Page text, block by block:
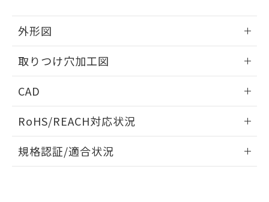
外形図
取りつけ穴加工図
CAD
ドすることができます。
ログイン/会員登録
RoHS/REACH対応状況
EU RoHS 注意事項・凡例
規格認証/適合状況
および当社の共同利用者が、当社の製
引・商談に必要な範囲で利用すること
をご了承ください。
※当社の共同利用者とは、
指します。
下記の非含有証明書をダウンロードするこ
とができます。
EU RoHS指令（10物質）の非含有証明書
51物質の非含有証明書（当社基準）
るもので、過去に遡って非含有を証明する
ものではありません。
また、RoHS指令のフタル酸エステル類４
荷製品に未対応品が混在することから備考
欄に対応日を記載しておりました。